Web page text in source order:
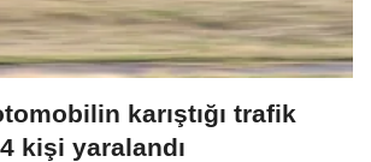
karıştığı trafik
kişi yaralandı